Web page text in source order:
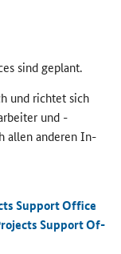
sind ge­plant.
und rich­tet sich
und -​
allen an­de­ren In­
Support Office
Sup­port Of­